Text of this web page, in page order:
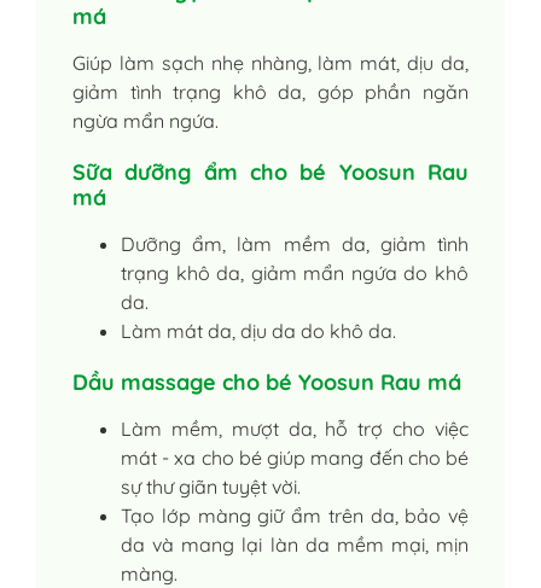
má
Giúp làm sạch nhẹ nhàng, làm mát, dịu da,
giảm tình trạng khô da, góp phần ngăn
ngừa mẩn ngứa.
Sữa dưỡng ẩm cho bé Yoosun Rau
má
Dưỡng ẩm, làm mềm da, giảm tình
trạng khô da, giảm mẩn ngứa do khô
da.
Làm mát da, dịu da do khô da.
Dầu massage cho bé Yoosun Rau má
Làm mềm, mượt da, hỗ trợ cho việc
mát - xa cho bé giúp mang đến cho bé
sự thư giãn tuyệt vời.
Tạo lớp màng giữ ẩm trên da, bảo vệ
da và mang lại làn da mềm mại, mịn
màng.